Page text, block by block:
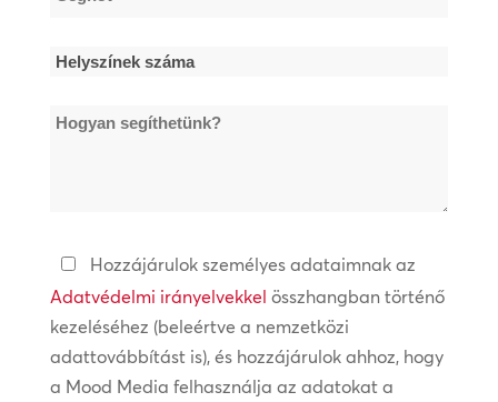
Helyszínek
*Hogyan
Adatvédelmi
irányelvek
*
Hozzájárulok személyes adataimnak az
Adatvédelmi irányelvekkel összhangban történő
kezeléséhez (beleértve a nemzetközi
adattovábbítást is), és hozzájárulok ahhoz, hogy
a Mood Media felhasználja az adatokat a